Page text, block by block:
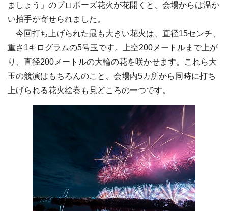
ましょう」のプロポーズ花火が花開くと、会場からは温か
い拍手が寄せられました。
今回打ち上げられた最も大きい花火は、直径15センチ、
重さ1キログラムの5号玉です。上空200メートルまで上が
り、直径200メートルの大輪の花を咲かせます。これら大
玉の競演はもちろんのこと、会場内5カ所から同時に打ち
上げられる花火絵巻も見どころの一つです。